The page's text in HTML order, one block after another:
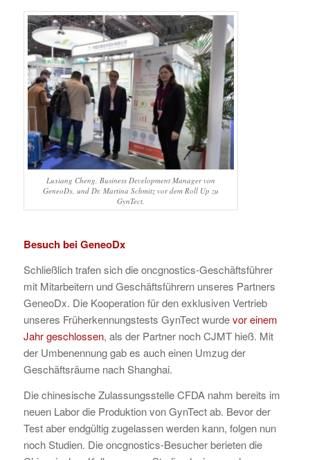
Luxiang Cheng, Business Development Manager von
GeneoDx, und Dr. Martina Schmitz vor dem Roll Up zu
GynTect.
Besuch bei GeneoDx
Schließlich trafen sich die oncgnostics-Geschäftsführer
mit Mitarbeitern und Geschäftsführern unseres Partners
GeneoDx. Die Kooperation für den exklusiven Vertrieb
unseres Früherkennungstests GynTect wurdevor einem
Jahr geschlossen, als der Partner noch CJMT hieß. Mit
der Umbenennung gab es auch einen Umzug der
Geschäftsräume nach Shanghai.
Die chinesische Zulassungsstelle CFDA nahm bereits im
neuen Labor die Produktion von GynTect ab. Bevor der
Test aber endgültig zugelassen werden kann, folgen nun
noch Studien. Die oncgnostics-Besucher berieten die